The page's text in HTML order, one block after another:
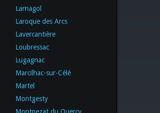
Larnagol
Laroque des Arcs
Lavercantière
Loubressac
Lugagnac
Marcilhac-sur-Célé
Martel
Montgesty
Montpezat du Quercy